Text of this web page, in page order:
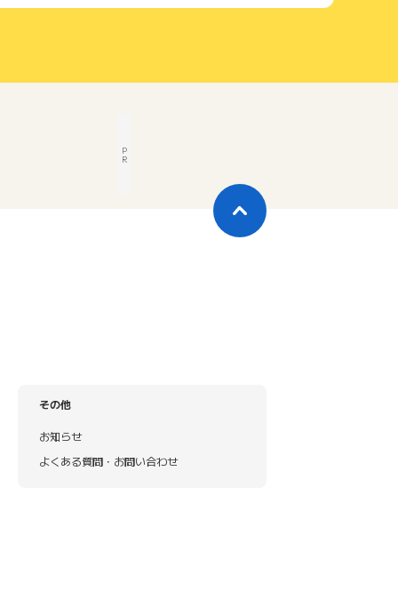
P
R
その他
お知らせ
よくある質問・お問い合わせ